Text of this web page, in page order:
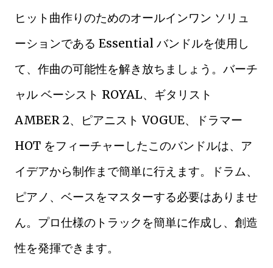
ヒット曲作りのためのオールインワン ソリュ
ーションである Essential バンドルを使用し
て、作曲の可能性を解き放ちましょう。バーチ
ャル ベーシスト ROYAL、ギタリスト
AMBER 2、ピアニスト VOGUE、ドラマー
HOT をフィーチャーしたこのバンドルは、ア
イデアから制作まで簡単に行えます。ドラム、
ピアノ、ベースをマスターする必要はありませ
ん。プロ仕様のトラックを簡単に作成し、創造
性を発揮できます。